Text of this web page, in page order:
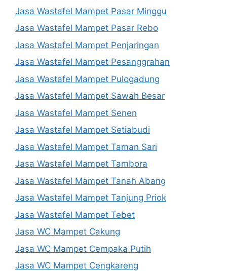
Jasa Wastafel Mampet Pasar Minggu
Jasa Wastafel Mampet Pasar Rebo
Jasa Wastafel Mampet Penjaringan
Jasa Wastafel Mampet Pesanggrahan
Jasa Wastafel Mampet Pulogadung
Jasa Wastafel Mampet Sawah Besar
Jasa Wastafel Mampet Senen
Jasa Wastafel Mampet Setiabudi
Jasa Wastafel Mampet Taman Sari
Jasa Wastafel Mampet Tambora
Jasa Wastafel Mampet Tanah Abang
Jasa Wastafel Mampet Tanjung Priok
Jasa Wastafel Mampet Tebet
Jasa WC Mampet Cakung
Jasa WC Mampet Cempaka Putih
Jasa WC Mampet Cengkareng